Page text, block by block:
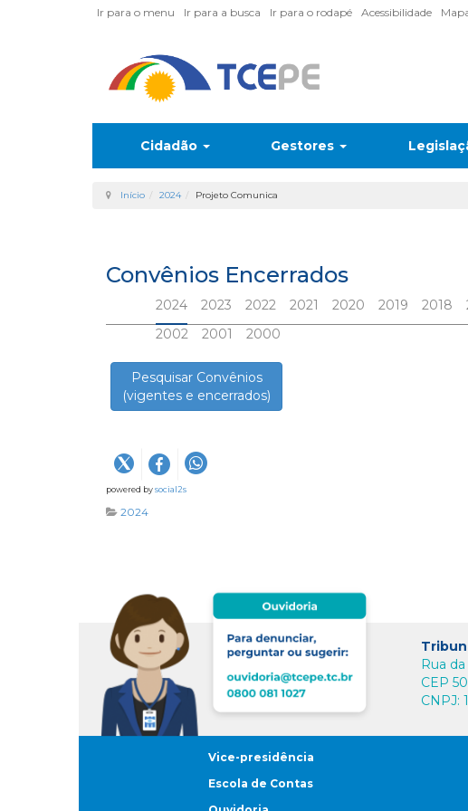
Ir para o menu Ir para a busca Ir para o rodapé Acessibilidade
Cidadão Gestores
Início 2024 Projeto Comunica
Convênios Encerrados
2024 2023 2022 2021 2020 2019 2018
2002
2001 2000
Pesquisar Convênios
(vigentes e encerrados)
powered bysocial2s
2024
Rua
CEP
CNPJ:
Vice-presidência
Escola de Contas